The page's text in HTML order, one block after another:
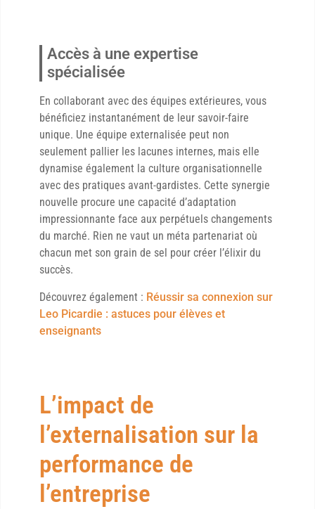
Accès à une expertise
spécialisée
En collaborant avec des équipes extérieures, vous
bénéficiez instantanément de leur savoir-faire
unique. Une équipe externalisée peut non
seulement pallier les lacunes internes, mais elle
dynamise également la culture organisationnelle
avec des pratiques avant-gardistes. Cette synergie
nouvelle procure une capacité d’adaptation
impressionnante face aux perpétuels changements
du marché. Rien ne vaut un méta partenariat où
chacun met son grain de sel pour créer l’élixir du
succès.
Découvrez également : Réussir sa connexion sur
Leo Picardie : astuces pour élèves et
enseignants
L’impact de
l’externalisation sur la
performance de
l’entreprise